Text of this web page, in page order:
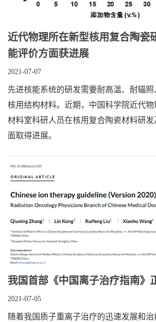
近代物理所在新型核用复合陶瓷
能评价方面获进展
2021-07-07
先进核能系统的研发需要耐高温、耐辐
核用结构材料。近期，中国科学院近代
材料室科研人员在核用复合陶瓷材料研
面取得进展。
我国首部《中国离子治疗指南》
2021-07-05
随着我国质子重离子治疗的迅速发展和